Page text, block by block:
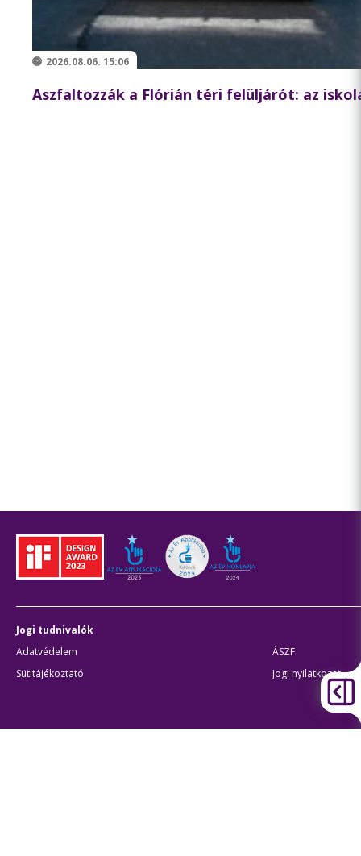
2026.08.06. 15:06
Aszfaltozzák a Flórián téri felüljárót: az
Jogi tudnivalók
Adatvédelem
ÁSZF
Sütitájékoztató
Jogi nyilatkozat